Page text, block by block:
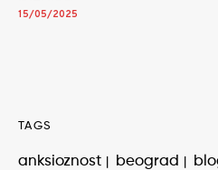
15/05/2025
TAGS
anksioznost beograd